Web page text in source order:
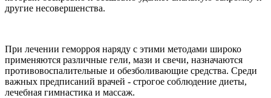
другие несовершенства.
При лечении геморроя наряду с этими методами широко
применяются различные гели, мази и свечи, назначаются
противовоспалительные и обезболивающие средства. Среди
важных предписаний врачей - строгое соблюдение диеты,
лечебная гимнастика и массаж.